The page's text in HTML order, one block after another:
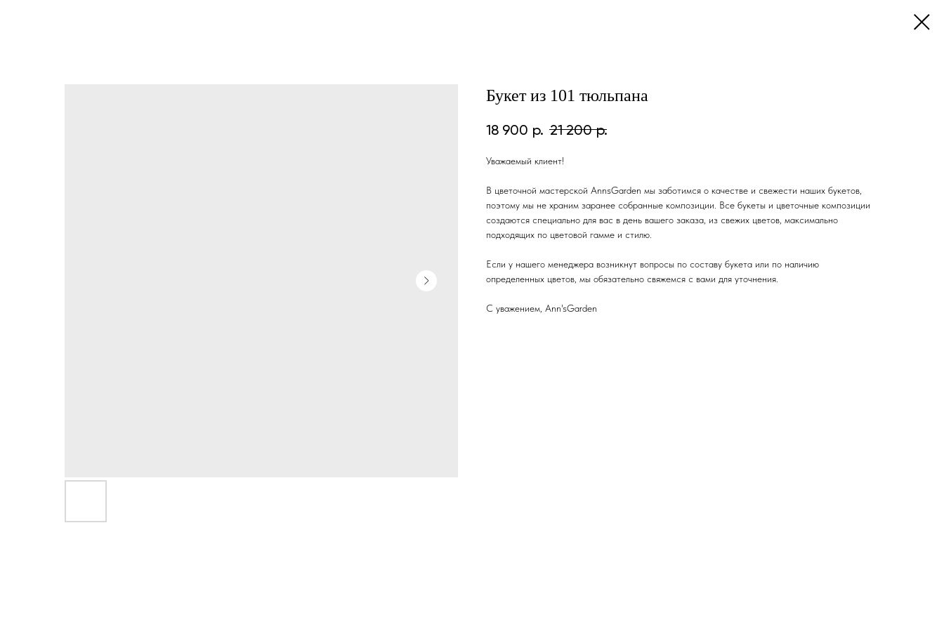
Букет из 101 тюльпана
18 900 р. 21 200 р.
Уважаемый клиент!
В цветочной мастерской AnnsGarden мы заботимся о качестве и свежести наших букетов,
поэтому мы не храним заранее собранные композиции. Все букеты и цветочные композиции
создаются специально для вас в день вашего заказа, из свежих цветов, максимально
подходящих по цветовой гамме и стилю.
Если у нашего менеджера возникнут вопросы по составу букета или по наличию
определенных цветов, мы обязательно свяжемся с вами для уточнения.
С уважением, Ann'sGarden